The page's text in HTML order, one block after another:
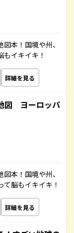
本！国境や州、
イキイキ！
詳細を見る
図 ヨーロッパ
本！国境や州、
脳もイキイキ！
詳細を見る